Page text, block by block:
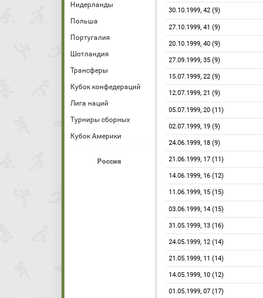
Нидерланды
Польша
Португалия
Шотландия
Трансферы
Кубок конфедераций
Лига наций
Турниры сборных
Кубок Америки
Россия
30.10.1999, 42 (9)
27.10.1999, 41 (9)
20.10.1999, 40 (9)
27.09.1999, 35 (9)
15.07.1999, 22 (9)
12.07.1999, 21 (9)
05.07.1999, 20 (11)
02.07.1999, 19 (9)
24.06.1999, 18 (9)
21.06.1999, 17 (11)
14.06.1999, 16 (12)
11.06.1999, 15 (15)
03.06.1999, 14 (15)
31.05.1999, 13 (16)
24.05.1999, 12 (14)
21.05.1999, 11 (14)
14.05.1999, 10 (12)
01.05.1999, 07 (17)